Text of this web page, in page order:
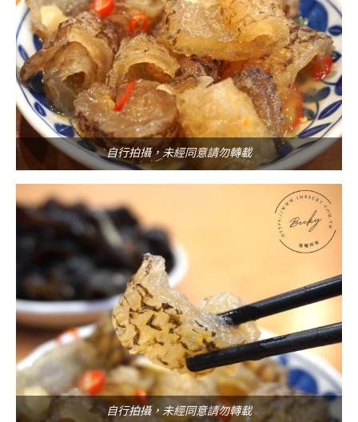
自行拍攝，未經同意請勿轉載
自行拍攝，未經同意請勿轉載